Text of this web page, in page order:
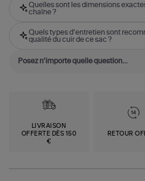
Quelles sont les dimensions
chaîne ?
Quels types d'entretien sont
qualité du cuir de ce sac ?
LIVRAISON
OFFERTE DÈS 150
€
RETOUR